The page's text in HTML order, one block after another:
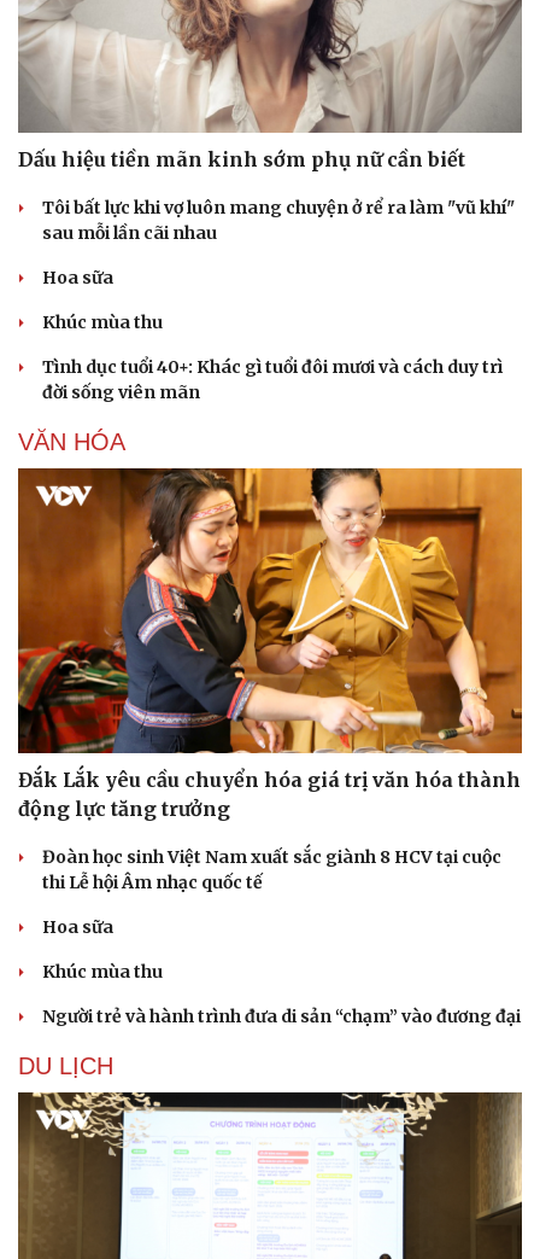
Doanh nghiệp
Thông tin doanh nghiệp
Doanh nghiệp 24h
Vì cộng đồng
Công nghệ
Sành điệu
Tin Công nghệ
Trải nghiệm
Chuyển đổi số
Dấu hiệu tiền mãn kinh sớm phụ nữ cần biết
Tôi bất lực khi vợ luôn mang chuyện ở rể ra làm "vũ khí"
sau mỗi lần cãi nhau
Hoa sữa
Khúc mùa thu
Tình dục tuổi 40+: Khác gì tuổi đôi mươi và cách duy trì
đời sống viên mãn
VĂN HÓA
Đắk Lắk yêu cầu chuyển hóa giá trị văn hóa thành
động lực tăng trưởng
Đoàn học sinh Việt Nam xuất sắc giành 8 HCV tại cuộc
thi Lễ hội Âm nhạc quốc tế
Hoa sữa
Khúc mùa thu
Người trẻ và hành trình đưa di sản “chạm” vào đương đại
DU LỊCH